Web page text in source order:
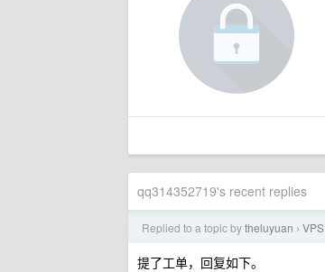
qq314352719's recent replies
Replied to a topic bytheluyuan › VPS
提了工单，回复如下。